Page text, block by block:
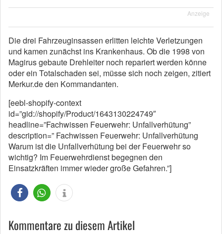
Anzeige
Die drei Fahrzeuginsassen erlitten leichte Verletzungen
und kamen zunächst ins Krankenhaus. Ob die 1998 von
Magirus gebaute Drehleiter noch repariert werden könne
oder ein Totalschaden sei, müsse sich noch zeigen, zitiert
Merkur.de den Kommandanten.
[eebl-shopify-context
id=”gid://shopify/Product/1643130224749″
headline=”Fachwissen Feuerwehr: Unfallverhütung”
description=” Fachwissen Feuerwehr: Unfallverhütung
Warum ist die Unfallverhütung bei der Feuerwehr so
wichtig? Im Feuerwehrdienst begegnen den
Einsatzkräften immer wieder große Gefahren.”]
Kommentare zu diesem Artikel